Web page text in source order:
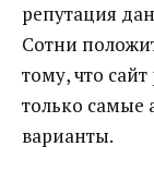
репутация
Сотни
тому, что
только самые
варианты.